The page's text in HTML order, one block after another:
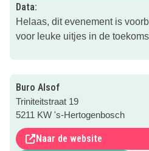
Klik op de roze button voor
informatie!
Data:
Helaas, dit evenement is
voor leuke uitjes in de
Buro Alsof
Triniteitstraat 19
5211 KW 's-Hertogenbosch
Naar de website